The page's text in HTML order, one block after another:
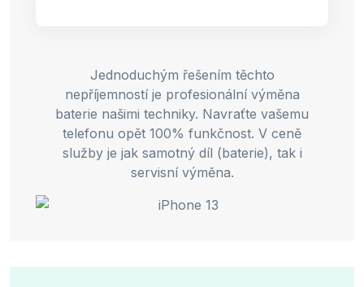
Jednoduchým řešením těchto
nepříjemností je profesionální výměna
baterie našimi techniky. Navraťte vašemu
telefonu opět 100% funkčnost. V ceně
služby je jak samotný díl (baterie), tak i
servisní výměna.